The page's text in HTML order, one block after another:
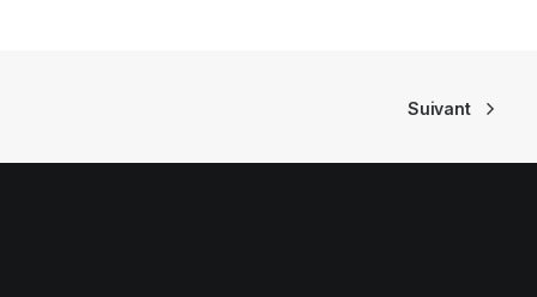
Suivant